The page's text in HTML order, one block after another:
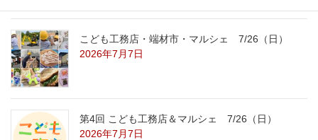
こども工務店・端材市・マルシェ 7/26（日）
2026年7月7日
第4回 こども工務店＆マルシェ 7/26（日）
2026年7月7日